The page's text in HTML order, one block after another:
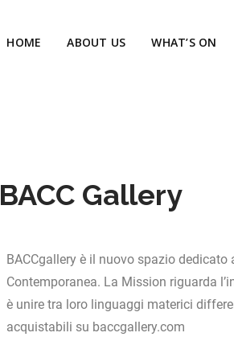
HOME ABOUT US WHAT’S ON
BACC Gallery
BACCgallery è il nuovo spazio dedicato
Contemporanea. La Mission riguarda
è unire tra loro linguaggi materici
acquistabili su baccgallery.com